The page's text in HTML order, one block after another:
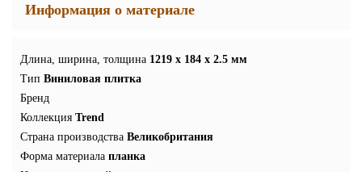
Информация о материале
Длина, ширина, толщина 1219 x 184 x 2.5 мм
Тип Виниловая плитка
Бренд
Коллекция Trend
Страна производства Великобритания
Форма материала планка